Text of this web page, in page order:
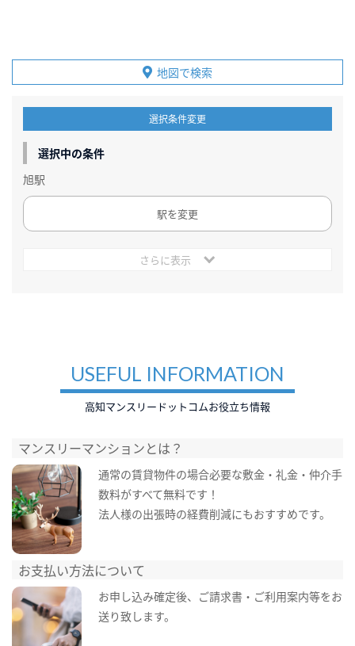
地図で検索
選択条件変更
選択中の条件
旭駅
駅を変更
さらに表示
USEFUL INFORMATION
高知マンスリードットコムお役立ち情報
マンスリーマンションとは？
通常の賃貸物件の場合必要な敷金・礼金・仲介手
数料がすべて無料です！
法人様の出張時の経費削減にもおすすめです。
お支払い方法について
お申し込み確定後、ご請求書・ご利用案内等をお
送り致します。